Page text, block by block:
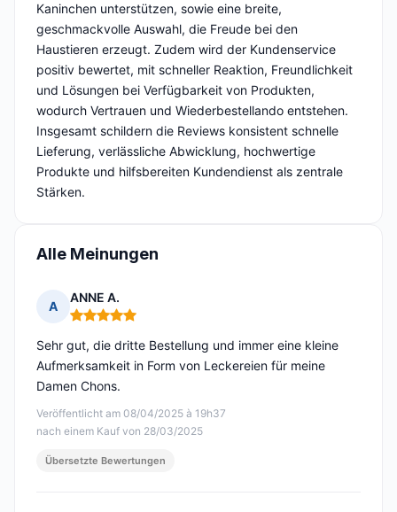
Kaninchen unterstützen, sowie eine breite,
geschmackvolle Auswahl, die Freude bei den
Haustieren erzeugt. Zudem wird der Kundenservice
positiv bewertet, mit schneller Reaktion, Freundlichkeit
und Lösungen bei Verfügbarkeit von Produkten,
wodurch Vertrauen und Wiederbestellando entstehen.
Insgesamt schildern die Reviews konsistent schnelle
Lieferung, verlässliche Abwicklung, hochwertige
Produkte und hilfsbereiten Kundendienst als zentrale
Stärken.
Alle Meinungen
A
ANNE A.
Hinweis: 5 von 5
Veröffentlicht am 08/04/2025 à 19h37
nach einem Kauf von 28/03/2025
Sehr gut, die dritte Bestellung und immer eine kleine
Aufmerksamkeit in Form von Leckereien für meine
Damen Chons.
Übersetzte Bewertungen